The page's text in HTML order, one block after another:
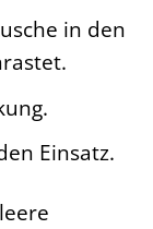
in den
Einsatz.